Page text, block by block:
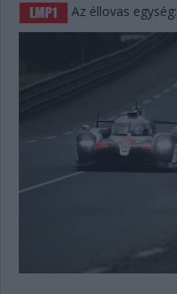
Az éllovas egység: